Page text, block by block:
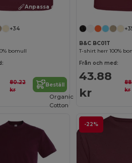
Anpassa det!
+34
bomull
80.22
kr
Beställ
B&C BC01T
T-shirt herr 100%
Från och med:
43.88
kr
kr
-22%
Organic
Cotton